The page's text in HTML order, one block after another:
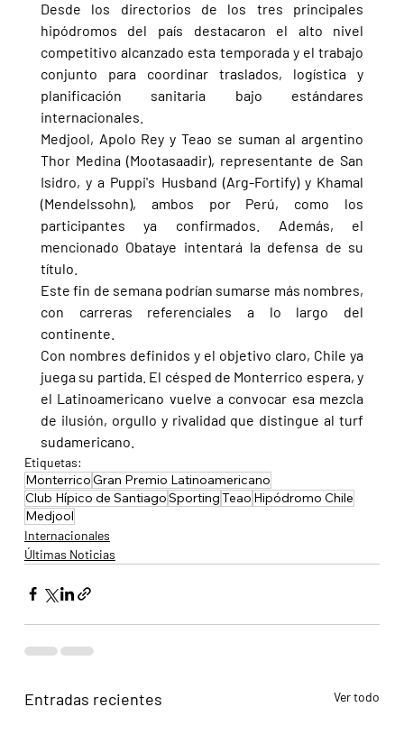
Desde los directorios de los tres principales
hipódromos del país destacaron el alto nivel
competitivo alcanzado esta temporada y el trabajo
conjunto para coordinar traslados, logística y
planificación sanitaria bajo estándares
internacionales.
Medjool, Apolo Rey y Teao se suman al argentino
Thor Medina (Mootasaadir), representante de San
Isidro, y a Puppi's Husband (Arg-Fortify) y Khamal
(Mendelssohn), ambos por Perú, como los
participantes ya confirmados. Además, el
mencionado Obataye intentará la defensa de su
título.
Este fin de semana podrían sumarse más nombres,
con carreras referenciales a lo largo del
continente.
Con nombres definidos y el objetivo claro, Chile ya
juega su partida. El césped de Monterrico espera, y
el Latinoamericano vuelve a convocar esa mezcla
de ilusión, orgullo y rivalidad que distingue al turf
sudamericano.
Etiquetas:
MonterricoGran Premio Latinoamericano
Club Hípico de SantiagoSportingTeao Hipódromo Chile
Medjool
Internacionales
Últimas Noticias
Entradas recientes Ver todo